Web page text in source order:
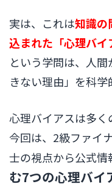
実は、これは知識の
込まれた「心理バイ
という学問は、人
きない理由」を科学
心理バイアスは多く
今回は、2級ファイ
士の視点から公式情
む7つの心理バイ